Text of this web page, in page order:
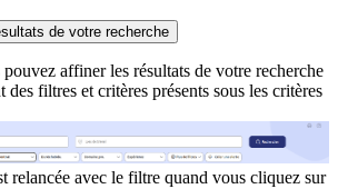
de votre recherche
affiner les résultats de votre recherche
des filtres et critères présents sous les critères
relancée avec le filtre quand vous cliquez sur